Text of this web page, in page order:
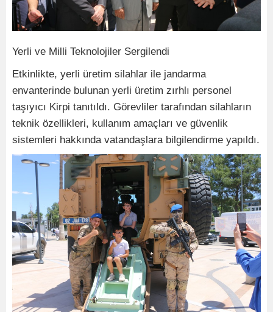
Yerli ve Milli Teknolojiler Sergilendi
Etkinlikte, yerli üretim silahlar ile jandarma
envanterinde bulunan yerli üretim zırhlı personel
taşıyıcı Kirpi tanıtıldı. Görevliler tarafından silahların
teknik özellikleri, kullanım amaçları ve güvenlik
sistemleri hakkında vatandaşlara bilgilendirme yapıldı.